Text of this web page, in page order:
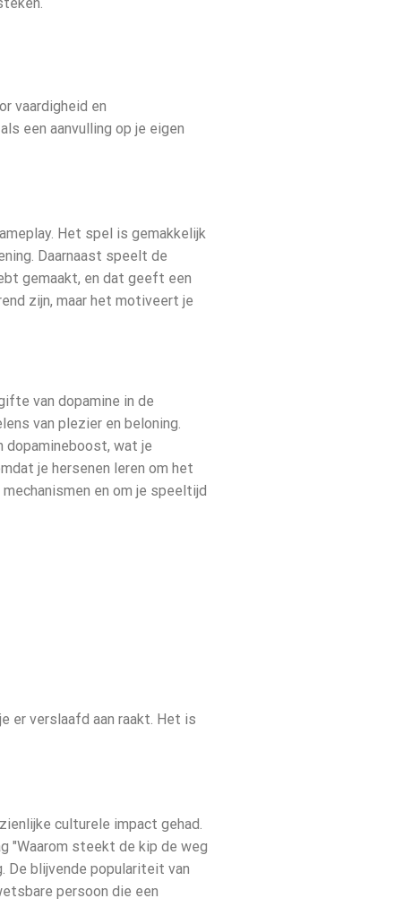
vaardigheid en
een aanvulling op je eigen
Het spel is gemakkelijk
Daarnaast speelt de
gemaakt, en dat geeft een
zijn, maar het motiveert je
van dopamine in de
van plezier en beloning.
dopamineboost, wat je
je hersenen leren om het
en om je speeltijd
er verslaafd aan raakt. Het is
culturele impact gehad.
"Waarom steekt de kip de weg
De blijvende populariteit van
persoon die een